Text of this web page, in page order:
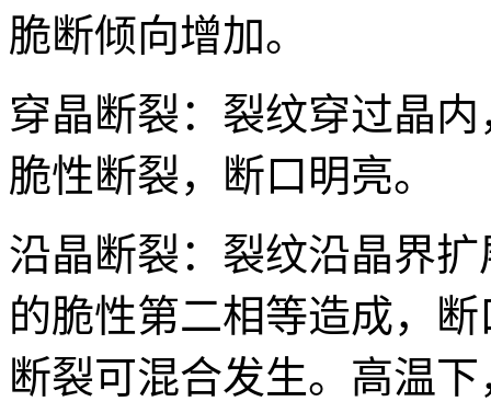
脆断倾向增加。
穿晶断裂：裂纹穿过晶
脆性断裂，断口明亮。
沿晶断裂：裂纹沿晶界
的脆性第二相等造成，
断裂可混合发生。高温